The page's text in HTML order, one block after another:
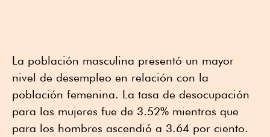
La población masculina presentó un mayor
nivel de desempleo en relación con la
población femenina. La tasa de desocupación
para las mujeres fue de 3.52% mientras que
para los hombres ascendió a 3.64 por ciento.